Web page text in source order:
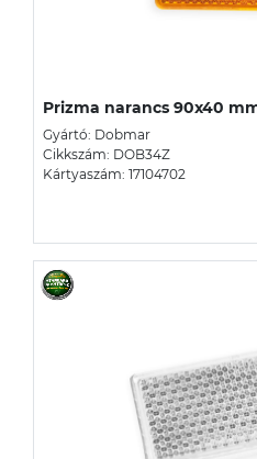
Prizma narancs 90x40
Gyártó: Dobmar
Cikkszám: DOB34Z
Kártyaszám: 17104702